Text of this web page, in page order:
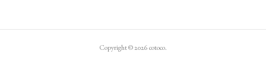
Copyright ©2026cotoco.